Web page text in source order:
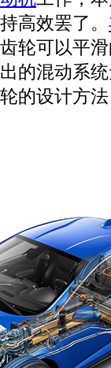
高效罢了。
轮可以平
的混动系
的设计方